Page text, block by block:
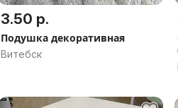
3.50 р.
Подушка декоративная
Витебск